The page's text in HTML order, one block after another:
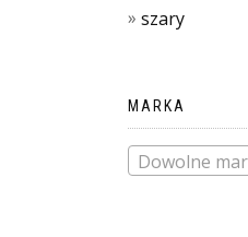
szary
MARKA
Dowolne